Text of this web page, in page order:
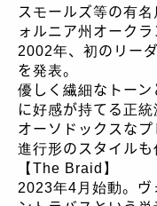
スモールズ等の有
ォルニア州オークラ
2002年、初のリー
を発表。
優しく繊細なトー
に好感が持てる正統
オーソドックスな
進行形のスタイルも
【The Braid】
2023年4月始動。ヴ